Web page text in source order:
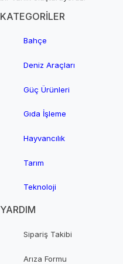
KATEGORİLER
Bahçe
Deniz Araçları
Güç Ürünleri
Gıda İşleme
Hayvancılık
Tarım
Teknoloji
YARDIM
Sipariş Takibi
Arıza Formu